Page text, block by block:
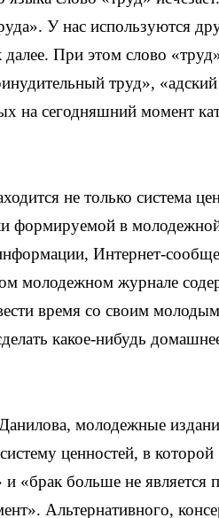
У нас используются
далее. При этом слово
труд»,
на сегодняшний момент
не только система
формируемой в
Интернет-
молодежном журнале
время со своим
какое-нибудь
молодежные
ценностей, в
«брак больше не является
Альтернативного,